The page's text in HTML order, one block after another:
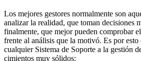
Los mejores gestores normalmente son
analizar la realidad, que toman decisiones
finalmente, que mejor pueden comprobar
frente al análisis que la motivó. Es por esto
cualquier Sistema de Soporte a la gestión
cimientos muy sólidos: